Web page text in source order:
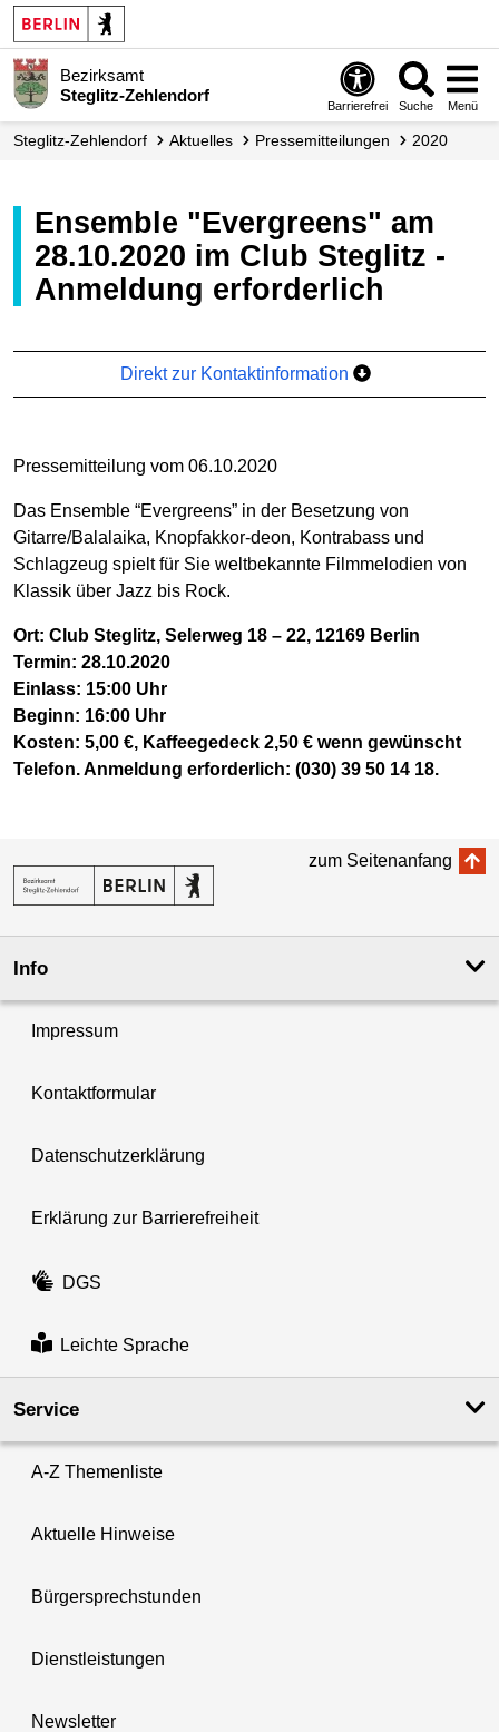
Bezirksamt
Steglitz-Zehlendorf
Barrierefrei Suche Menü
Steglitz-Zehlendorf Aktuelles Presse­mitteilungen 2020
Ensemble "Evergreens" am
28.10.2020 im Club Steglitz -
Anmeldung erforderlich
Direkt zur Kontaktinformation
Pressemitteilung vom 06.10.2020
Das Ensemble “Evergreens” in der Besetzung von
Gitarre/Balalaika, Knopfakkor-deon, Kontrabass und
Schlagzeug spielt für Sie weltbekannte Filmmelodien von
Klassik über Jazz bis Rock.
Ort: Club Steglitz, Selerweg 18 – 22, 12169 Berlin
Termin: 28.10.2020
Einlass: 15:00 Uhr
Beginn: 16:00 Uhr
Kosten: 5,00 €, Kaffeegedeck 2,50 € wenn gewünscht
Telefon. Anmeldung erforderlich: (030) 39 50 14 18.
zum Seitenanfang
Info
Impressum
Kontaktformular
Datenschutzerklärung
Erklärung zur Barrierefreiheit
DGS
Leichte Sprache
Service
A-Z Themenliste
Aktuelle Hinweise
Bürgersprechstunden
Dienstleistungen
Newsletter